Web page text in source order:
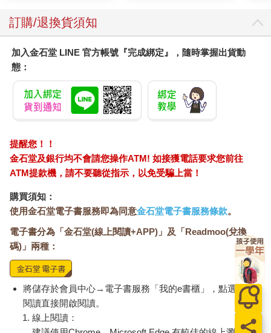
訂購/退換貨須知
加入金石堂 LINE 官方帳號『完成綁定』，隨時掌握出貨動
態：
提醒您！！
金石堂及銀行均不會請您操作ATM! 如接獲電話要求您前往
ATM提款機，請不要聽從指示，以免受騙上當！
購買須知：
使用金石堂電子書服務即為同意金石堂電子書服務條款。
電子書分為「金石堂(線上閱讀+APP)」及「Readmoo(兌換
碼)」兩種：
將儲存於會員中心→電子書服務「我的e書櫃」，點選線上
閱讀直接開啟閱讀。
線上閱讀：